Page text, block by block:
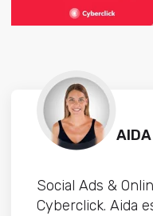
Social Ads &
Cyberclick. Aida